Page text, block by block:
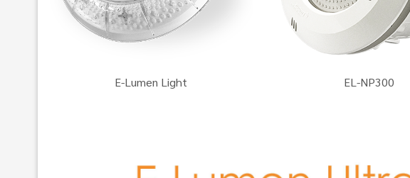
E-Lumen Light EL-NP300